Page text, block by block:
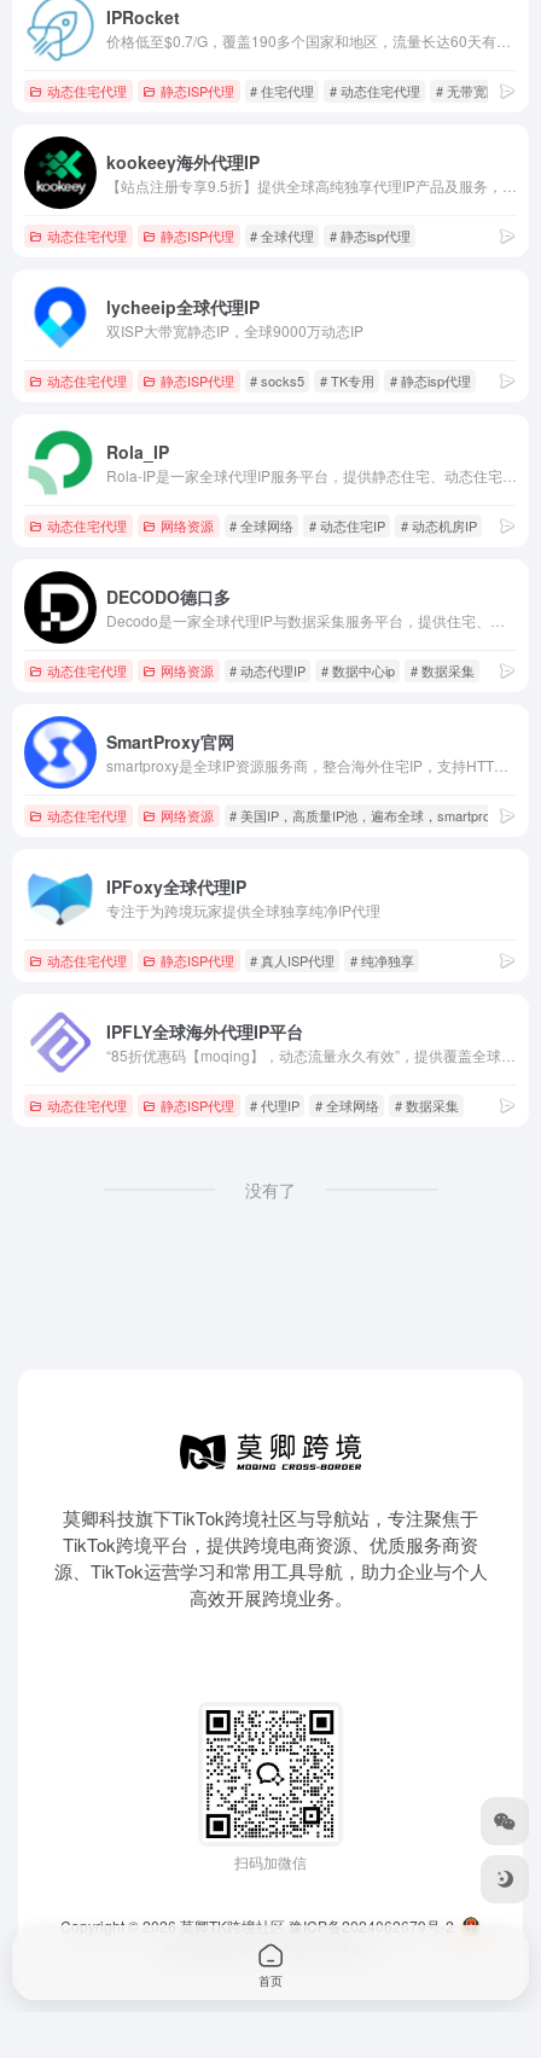
IPRocket
动态住宅代理 静态ISP代理 # 住宅代理 # 动态住宅代理 # 无带宽限制
kookeey海外代理IP
动态住宅代理 静态ISP代理 # 全球代理 # 静态isp代理
lycheeip全球代理IP
双ISP大带宽静态IP，全球9000万动态IP
动态住宅代理 静态ISP代理 # socks5 # TK专用 # 静态isp代理
Rola_IP
动态住宅代理 网络资源 # 全球网络 # 动态住宅IP # 动态机房IP
DECODO德口多
动态住宅代理 网络资源 # 动态代理IP # 数据中心ip # 数据采集
SmartProxy官网
动态住宅代理 网络资源 # 美国IP，高质量IP池，遍布全球，smartproxy
IPFoxy全球代理IP
专注于为跨境玩家提供全球独享纯净IP代理
动态住宅代理 静态ISP代理 # 真人ISP代理 # 纯净独享
IPFLY全球海外代理IP平台
动态住宅代理 静态ISP代理 # 代理IP # 全球网络 # 数据采集
没有了
莫卿科技旗下TikTok跨境社区与导航站，专注聚焦于
TikTok跨境平台，提供跨境电商资源、优质服务商资
源、TikTok运营学习和常用工具导航，助力企业与个人
高效开展跨境业务。
扫码加微信
Copyright © 2026 莫卿TK跨境社区 豫ICP备2024062679号-2
豫公网安备 41010202003364号
首页